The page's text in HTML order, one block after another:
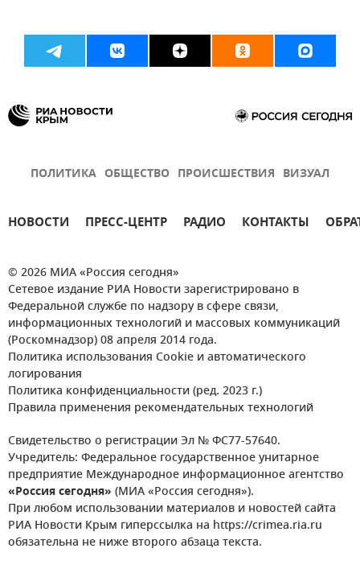
ПОЛИТИКА ОБЩЕСТВО ПРОИСШЕСТВИЯ ВИЗУАЛ
НОВОСТИ ПРЕСС-ЦЕНТР РАДИО КОНТАКТЫ
© 2026 МИА «Россия сегодня»
Сетевое издание РИА Новости зарегистрировано в
Федеральной службе по надзору в сфере связи,
информационных технологий и массовых коммуникаций
(Роскомнадзор) 08 апреля 2014 года.
Политика использования Cookie и автоматического
логирования
Политика конфиденциальности (ред. 2023 г.)
Правила применения рекомендательных технологий
Свидетельство о регистрации Эл № ФС77-57640.
Учредитель: Федеральное государственное унитарное
предприятие Международное информационное агентство
«Россия сегодня» (МИА «Россия сегодня»).
При любом использовании материалов и новостей сайта
РИА Новости Крым гиперссылка на https://crimea.ria.ru
обязательна не ниже второго абзаца текста.